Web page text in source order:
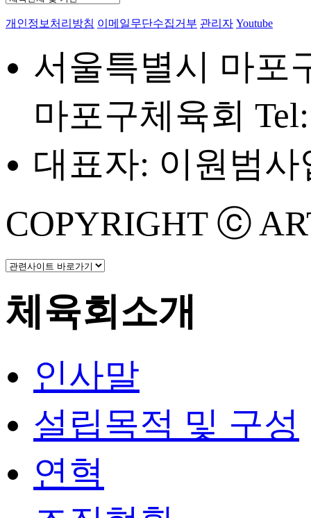
개인정보처리방침 이메일무단수집거부 관리자 Youtube
서울특별시 마포
마포구체육회
대표자: 이원범사
COPYRIGHT ⓒ
체육회소개
인사말
설립목적 및 구성
연혁